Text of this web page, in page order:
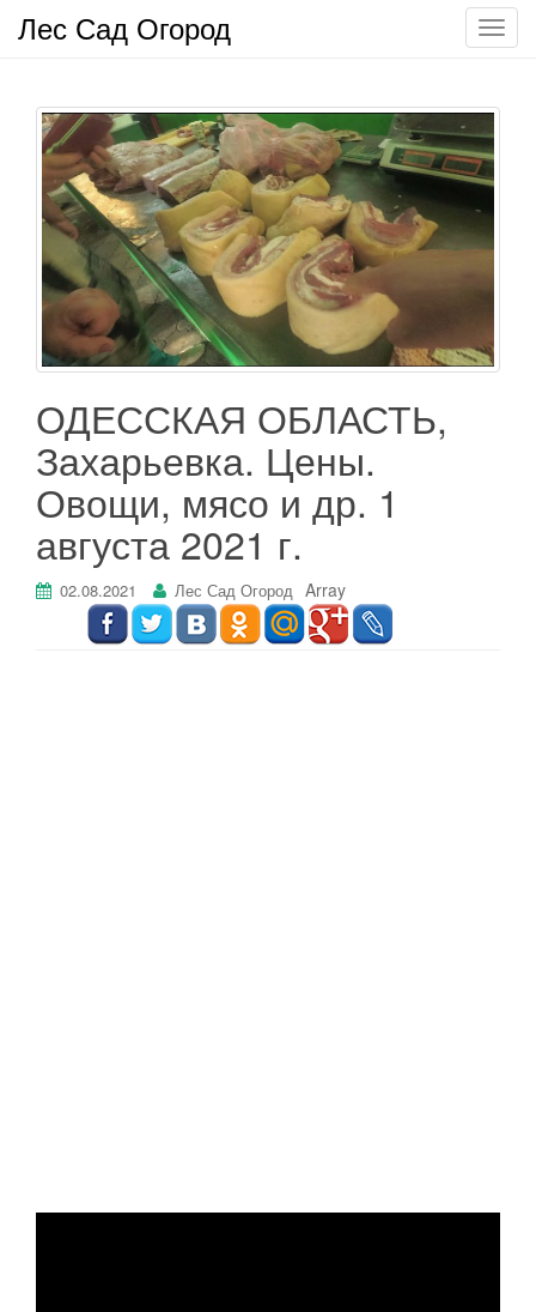
П
а
з
а
/
С
ы
Лес Сад Огород
ОДЕССКАЯ ОБЛАСТЬ,
Захарьевка. Цены.
Овощи, мясо и др. 1
августа 2021 г.
02.08.2021 Лес Сад Огород Array